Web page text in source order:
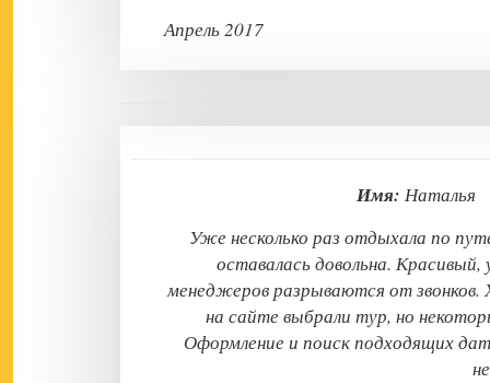
Апрель 2017
Имя:
Уже несколько раз отдыхала по
оставалась довольна.
менеджеров разрываются от звонков.
на сайте выбрали тур, но
Оформление и поиск подходящих